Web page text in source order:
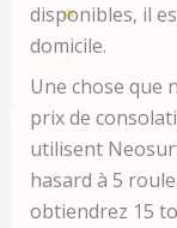
disponibles, il
domicile.
Une chose que
prix de
utilisent
hasard à 5
obtiendrez 15